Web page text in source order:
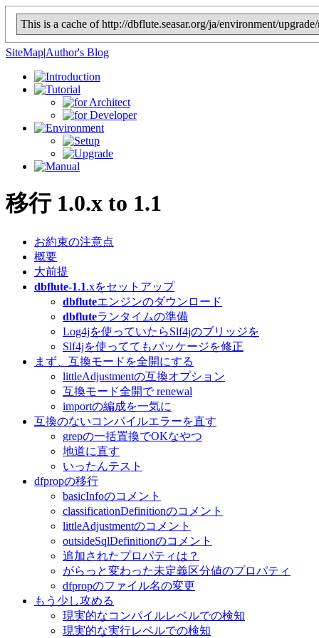
This is a cache of http://dbflute.seasar.org/ja/environment/
SiteMap|Author's Blog
移行 1.0.x to 1.1
お約束の注意点
概要
大前提
dbflute-1.1.xをセットアップ
dbfluteエンジンのダウンロード
dbfluteランタイムの準備
Log4jを使っていたらSlf4jのブリッジを
Slf4jを使っててもパッケージを修正
まず、互換モードを全開にする
littleAdjustmentの互換オプション
互換モード全開で renewal
importの編成を一気に
互換のないコンパイルエラーを直す
grepの一括置換でOKなやつ
地道に直す
いったんテスト
dfpropの移行
basicInfoのコメント
classificationDefinitionのコメント
littleAdjustmentのコメント
outsideSqlDefinitionのコメント
追加されたプロパティは？
がらっと変わった未定義区分値のプロパティ
dfpropのファイル名の変更
もう少し攻める
現実的なコンパイルレベルでの検知
現実的な実行レベルでの検知